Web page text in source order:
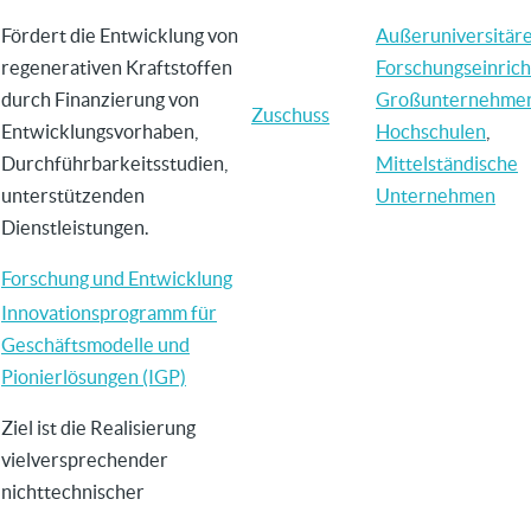
Fördert die Entwicklung von
regenerativen Kraftstoffen
durch Finanzierung von
Entwicklungsvorhaben,
Durchführbarkeitsstudien,
unterstützenden
Dienstleistungen.
Forschung und Entwicklung
Zuschuss
Hochschulen
Mittelständische
Unternehmen
Innovationsprogramm für
Geschäftsmodelle und
Pionierlösungen (IGP)
Ziel ist die Realisierung
vielversprechender
nichttechnischer